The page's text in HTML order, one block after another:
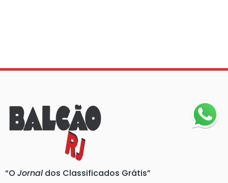
“O Jornaldos Classificados Grátis”